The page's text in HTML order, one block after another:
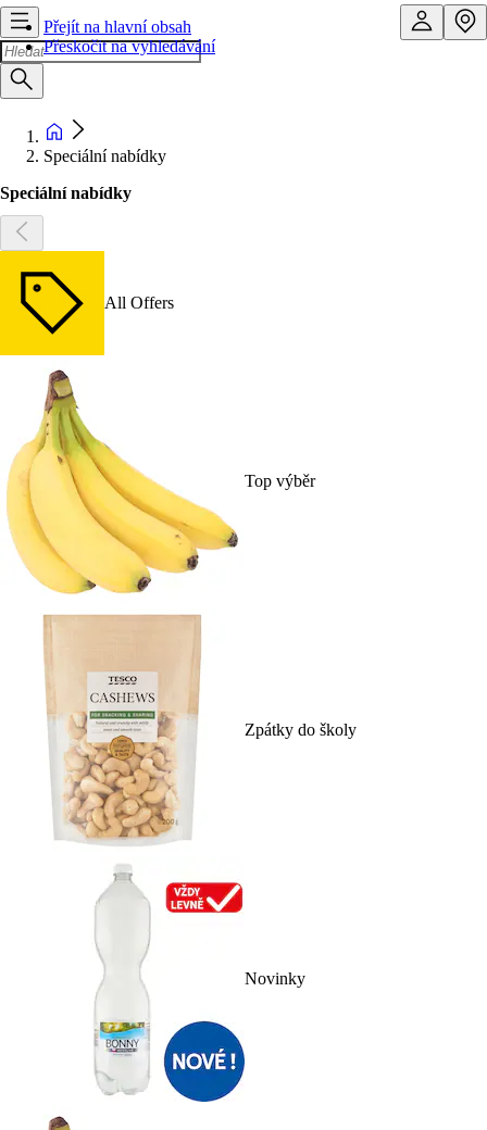
Přejít na hlavní obsah
Přeskočit na vyhledávání
Speciální nabídky
Speciální nabídky
All Offers
Top výběr
Zpátky do školy
Novinky